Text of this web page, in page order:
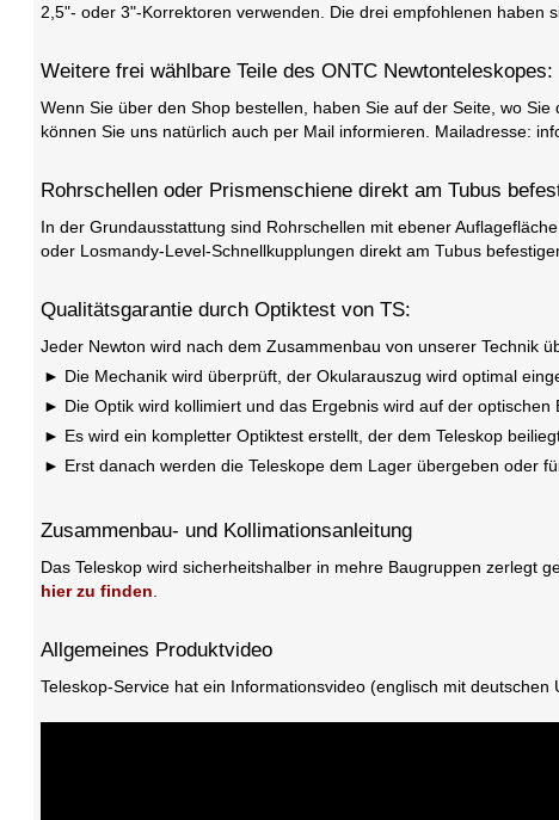
2,5"- oder 3"-Korrektoren verwenden. Die drei empfohlenen haben
Weitere frei wählbare Teile des ONTC Newtonteleskopes:
Wenn Sie über den Shop bestellen, haben Sie auf der Seite, wo
können Sie uns natürlich auch per Mail informieren. Mailadresse:
Rohrschellen oder Prismenschiene direkt am Tubus
In der Grundausstattung sind Rohrschellen mit ebener
oder Losmandy-Level-Schnellkupplungen direkt am Tubus
Qualitätsgarantie durch Optiktest von TS:
Jeder Newton wird nach dem Zusammenbau von unserer Technik
Die Mechanik wird überprüft, der Okularauszug wird optimal
Die Optik wird kollimiert und das Ergebnis wird auf der optischen
Es wird ein kompletter Optiktest erstellt, der dem Teleskop
Erst danach werden die Teleskope dem Lager übergeben oder
Zusammenbau- und Kollimationsanleitung
Das Teleskop wird sicherheitshalber in mehre Baugruppen zerlegt
hier zu finden
Allgemeines Produktvideo
Teleskop-Service hat ein Informationsvideo (englisch mit